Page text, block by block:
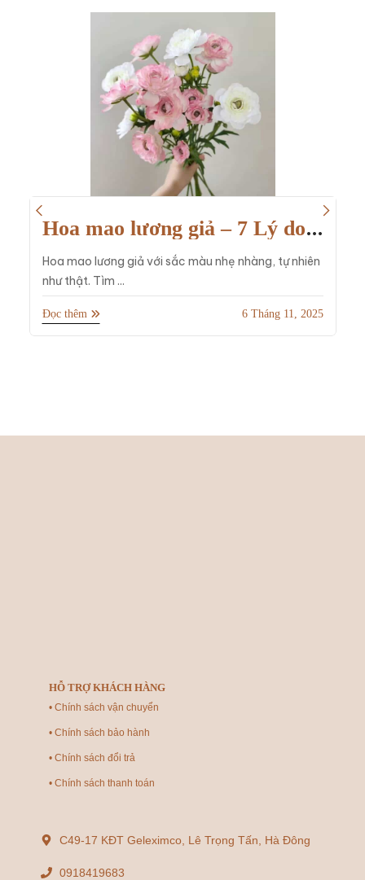
hướng dẫn mua hoa giả
Hoa mao lương giả – 7 Lý do
khiến loài hoa mềm mại này
được ưa chuộng trong decor
Hoa mao lương giả với sắc màu nhẹ nhàng, tự nhiên
như thật. Tìm ...
Đọc thêm 6 Tháng 11, 2025
HỖ TRỢ KHÁCH HÀNG
• Chính sách vận chuyển
• Chính sách bảo hành
• Chính sách đổi trả
• Chính sách thanh toán
C49-17 KĐT Geleximco, Lê Trọng Tấn, Hà Đông
0918419683